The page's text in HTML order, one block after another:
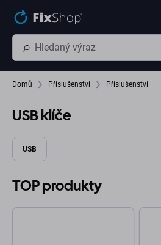
Domů Příslušenství Příslušenství
USB klíče
USB
TOP produkty